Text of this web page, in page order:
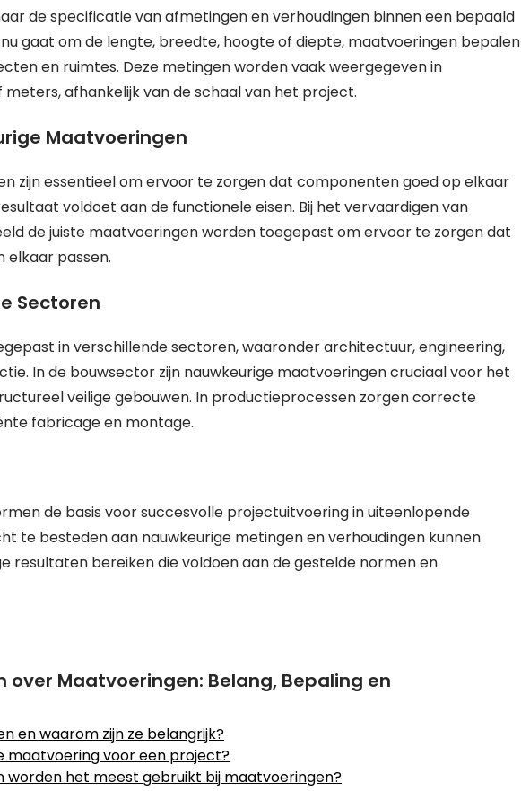
de specificatie van afmetingen en verhoudingen binnen een bepaald
gaat om de lengte, breedte, hoogte of diepte, maatvoeringen bepalen
en ruimtes. Deze metingen worden vaak weergegeven in
afhankelijk van de schaal van het project.
Maatvoeringen
zijn essentieel om ervoor te zorgen dat componenten goed op elkaar
voldoet aan de functionele eisen. Bij het vervaardigen van
de juiste maatvoeringen worden toegepast om ervoor te zorgen dat
elkaar passen.
Sectoren
in verschillende sectoren, waaronder architectuur, engineering,
In de bouwsector zijn nauwkeurige maatvoeringen cruciaal voor het
veilige gebouwen. In productieprocessen zorgen correcte
fabricage en montage.
de basis voor succesvolle projectuitvoering in uiteenlopende
te besteden aan nauwkeurige metingen en verhoudingen kunnen
resultaten bereiken die voldoen aan de gestelde normen en
over Maatvoeringen: Belang, Bepaling en
en waarom zijn ze belangrijk?
maatvoering voor een project?
worden het meest gebruikt bij maatvoeringen?